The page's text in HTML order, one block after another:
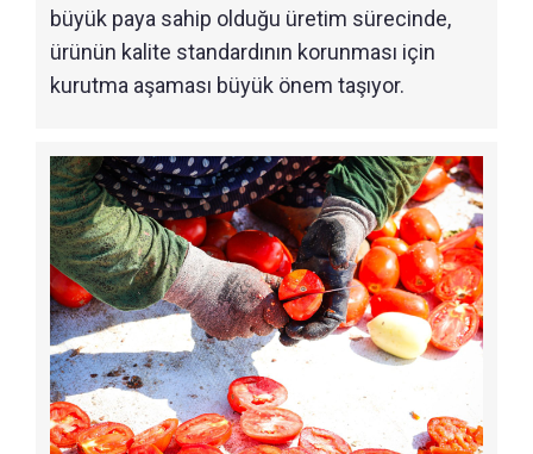
büyük paya sahip olduğu üretim sürecinde,
ürünün kalite standardının korunması için
kurutma aşaması büyük önem taşıyor.